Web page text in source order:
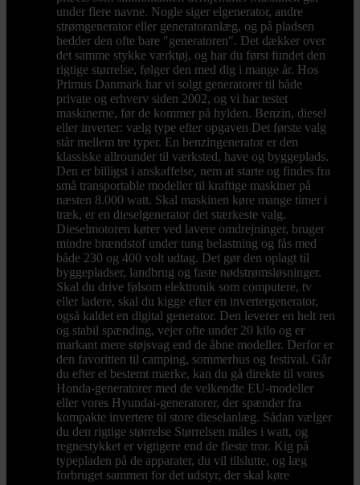
under flere navne. Nogle siger elgenerator, andre
strømgenerator eller generatoranlæg, og på pladsen
hedder den ofte bare "generatoren". Det dækker over
det samme stykke værktøj, og har du først fundet den
rigtige størrelse, følger den med dig i mange år. Hos
Primus Danmark har vi solgt generatorer til både
private og erhverv siden 2002, og vi har testet
maskinerne, før de kommer på hylden. Benzin, diesel
eller inverter: vælg type efter opgaven Det første valg
står mellem tre typer. En benzingenerator er den
klassiske allrounder til værksted, have og byggeplads.
Den er billigst i anskaffelse, nem at starte og findes fra
små transportable modeller til kraftige maskiner på
næsten 8.000 watt. Skal maskinen køre mange timer i
træk, er en dieselgenerator det stærkeste valg.
Dieselmotoren kører ved lavere omdrejninger, bruger
mindre brændstof under tung belastning og fås med
både 230 og 400 volt udtag. Det gør den oplagt til
byggepladser, landbrug og faste nødstrømsløsninger.
Skal du drive følsom elektronik som computere, tv
eller ladere, skal du kigge efter en invertergenerator,
også kaldet en digital generator. Den leverer en helt ren
og stabil spænding, vejer ofte under 20 kilo og er
markant mere støjsvag end de åbne modeller. Derfor er
den favoritten til camping, sommerhus og festival. Går
du efter et bestemt mærke, kan du gå direkte til vores
Honda-generatorer med de velkendte EU-modeller
eller vores Hyundai-generatorer, der spænder fra
kompakte invertere til store dieselanlæg. Sådan vælger
du den rigtige størrelse Størrelsen måles i watt, og
regnestykket er vigtigere end de fleste tror. Kig på
typepladen på de apparater, du vil tilslutte, og læg
forbruget sammen for det udstyr, der skal køre